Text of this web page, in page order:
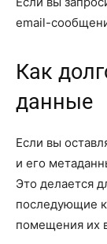
email-
Как
данные
Если вы
и его
Это делается
последующие
помещения их